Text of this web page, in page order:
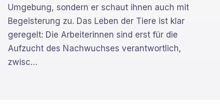
Umgebung, sondern er schaut ihnen auch mit
Begeisterung zu. Das Leben der Tiere ist klar
geregelt: Die Arbeiterinnen sind erst für die
Aufzucht des Nachwuchses verantwortlich,
zwisc…